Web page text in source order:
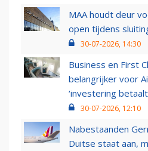
MAA houdt deur
open tijdens
30-07-2026, 14:30
Business en First
belangrijker voor
‘investering betaalt
30-07-2026, 12:10
Nabestaanden
Duitse staat aan,